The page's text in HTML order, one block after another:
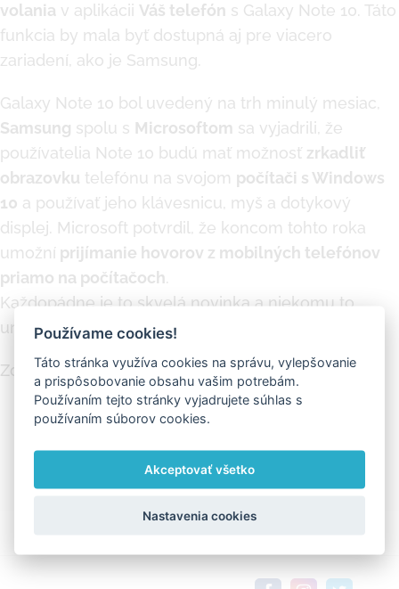
volania v aplikácii Váš telefón s Galaxy Note 10. Táto
funkcia by mala byť dostupná aj pre viacero
zariadení, ako je Samsung.
Galaxy Note 10 bol uvedený na trh minulý mesiac,
Samsung spolu s Microsoftom sa vyjadrili, že
používatelia Note 10 budú mať možnosť zrkadliť
obrazovku telefónu na svojom počítači s Windows
10 a používať jeho klávesnicu, myš a dotykový
displej. Microsoft potvrdil, že koncom tohto roka
umožní prijímanie hovorov z mobilných telefónov
priamo na počítačoch
Každopádne je to skvelá novinka a niekomu to
určite uľahčí mnoho vecí.
Zdroje : Pcrevue.skazdnet.com
Facebook
X LinkedInPinterest
Používame cookies!
Táto stránka využíva cookies na správu, vylepšovanie
a prispôsobovanie obsahu vašim potrebám.
Používaním tejto stránky vyjadrujete súhlas s
používaním súborov cookies.
Akceptovať všetko
Nastavenia cookies